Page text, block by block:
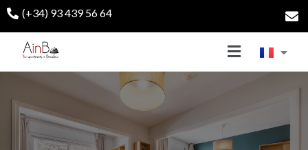
(+34) 93 439 56 64